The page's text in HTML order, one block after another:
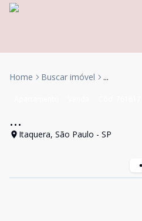
Home Buscar imóvel ...
...
Itaquera, São Paulo - SP